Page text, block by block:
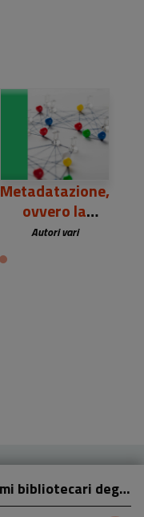
Metadatazione,
ovvero la
trasformazione
Autori vari
Governare gli acquisti nei sistemi bibliotecari degli Atenei: strumenti, responsabilità e processi decisionali